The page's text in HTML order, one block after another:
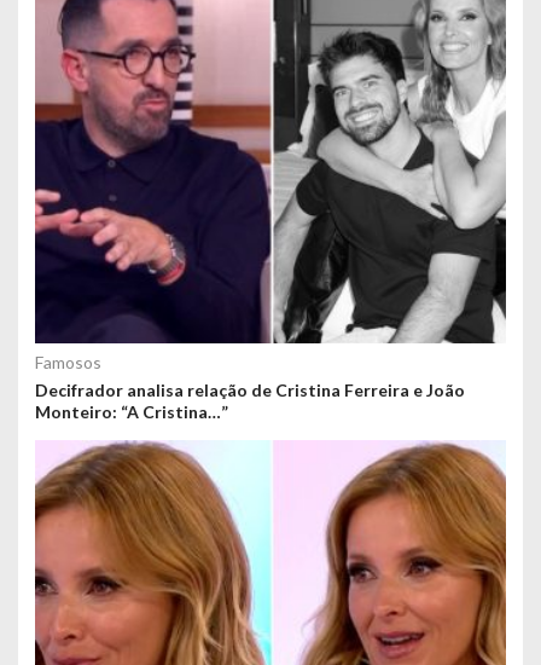
Famosos
Decifrador analisa relação de Cristina Ferreira e João
Monteiro: “A Cristina…”